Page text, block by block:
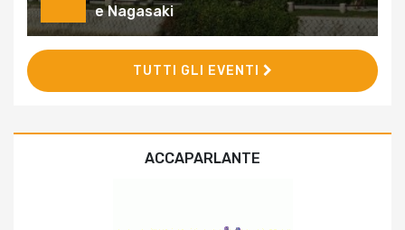
e Nagasaki
TUTTI GLI EVENTI
ACCAPARLANTE